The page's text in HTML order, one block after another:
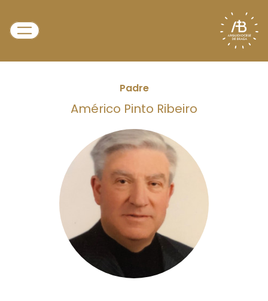
Padre
Américo Pinto Ribeiro